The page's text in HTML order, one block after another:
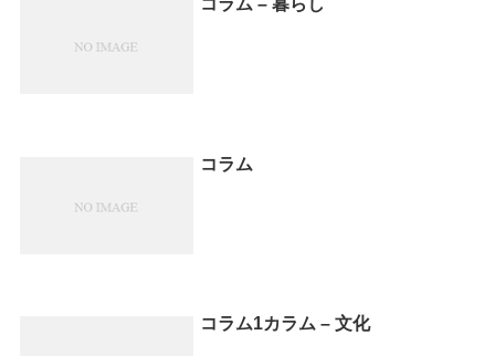
コラム – 暮らし
コラム
コラム1カラム – 文化